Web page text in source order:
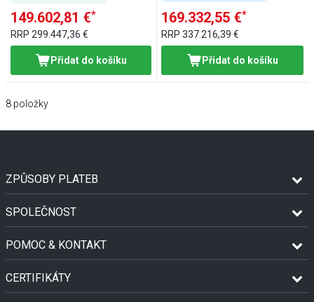
149.602,81 €*
RRP 299.447,36 €
Přidat do košíku
169.332,55 €*
RRP337.216,39 €
Přidat do košíku
8 položky
ZPŮSOBY PLATEB
SPOLEČNOST
POMOC & KONTAKT
CERTIFIKÁTY